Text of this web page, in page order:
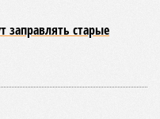
заправлять старые